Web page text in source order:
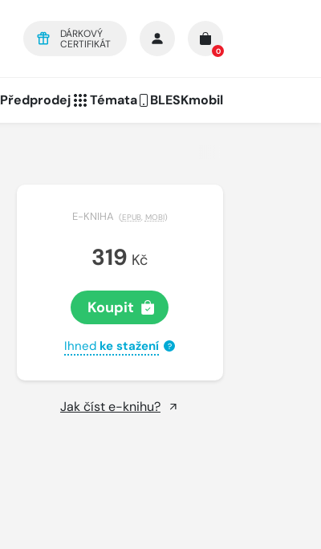
DÁRKOVÝ
CERTIFIKÁT
0
Předprodej Témata BLESKmobil
E-KNIHA (EPUB, MOBI)
319 Kč
Koupit
Ihned ke stažení ?
Jak číst e-knihu?